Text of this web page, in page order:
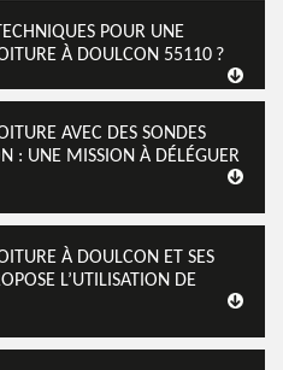
POUR UNE
À DOULCON 55110 ?
AVEC DES SONDES
: UNE MISSION À DÉLÉGUER
À DOULCON ET SES
L’UTILISATION DE